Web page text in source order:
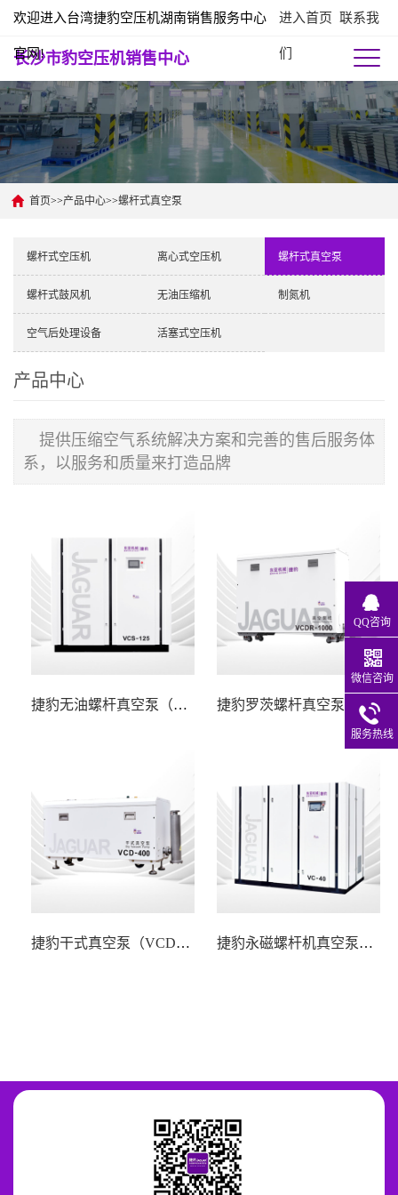
欢迎进入台湾捷豹空压机湖南销售服务中心
官网!
进入首页 联系我
们
长沙市豹空压机销售中心
首页>>产品中心>>螺杆式真空泵
螺杆式空压机 离心式空压机 螺杆式真空泵
螺杆式鼓风机 无油压缩机 制氮机
空气后处理设备 活塞式空压机
产品中心
提供压缩空气系统解决方案和完善的售后服务体
系，以服务和质量来打造品牌
捷豹无油螺杆真空泵（VCS系列） 捷豹罗茨螺杆真空泵（VCDR系列）
捷豹干式真空泵（VCD系列） 捷豹永磁螺杆机真空泵（VC系列）
QQ咨询
微信咨询
服务热线